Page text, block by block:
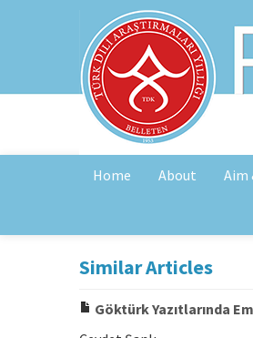
Home About Aim
Similar Articles
Göktürk Yazıtlarında